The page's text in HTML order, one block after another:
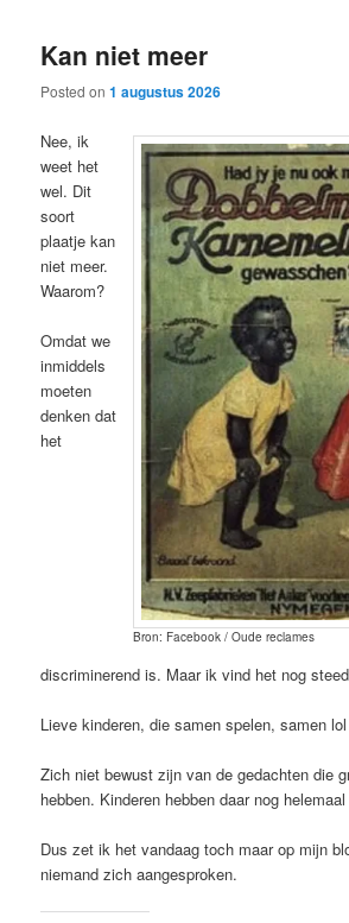
Kan niet meer
Posted on1 augustus 2026
Bron: Facebook / Oude reclames
Nee, ik
weet het
wel. Dit
soort
plaatje kan
niet meer.
Waarom?
Omdat we
inmiddels
moeten
denken dat
het
discriminerend is. Maar ik vind het nog
Lieve kinderen, die samen spelen, samen
Zich niet bewust zijn van de gedachten die
hebben. Kinderen hebben daar nog
Dus zet ik het vandaag toch maar op mijn
niemand zich aangesproken.